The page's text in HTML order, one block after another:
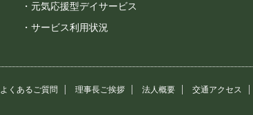
・元気応援型デイサービス
・サービス利用状況
よくあるご質問 理事長ご挨拶 法人概要 交通アクセス